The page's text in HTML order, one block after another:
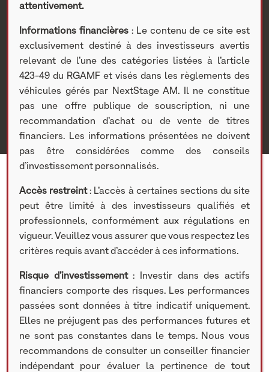
– 3ème trimestre 2020-
2021
Nextstage AM> Actualités Nextstage AM >Nos
participations> Investissements cotés >
> Cogra :
Chiffre d’affaires – 3ème trimestre 2020-2021
6 AVRIL 2021
Participation concernée :Cogra
TÉLÉCHARGER LE DOCUMENT
attentivement.
Informations financières : Le contenu de ce site est
exclusivement destiné à des investisseurs avertis
relevant de l’une des catégories listées à l’article
423-49 du RGAMF et visés dans les règlements des
véhicules gérés par NextStage AM. Il ne constitue
pas une offre publique de souscription, ni une
recommandation d’achat ou de vente de titres
financiers. Les informations présentées ne doivent
pas être considérées comme des conseils
d’investissement personnalisés.
Accès restreint: L’accès à certaines sections du site
peut être limité à des investisseurs qualifiés et
professionnels, conformément aux régulations en
vigueur. Veuillez vous assurer que vous respectez les
critères requis avant d’accéder à ces informations.
Risque d’investissement: Investir dans des actifs
financiers comporte des risques. Les performances
passées sont données à titre indicatif uniquement.
Elles ne préjugent pas des performances futures et
ne sont pas constantes dans le temps. Nous vous
recommandons de consulter un conseiller financier
indépendant pour évaluer la pertinence de tout